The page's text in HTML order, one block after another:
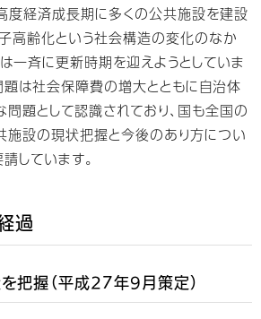
度経済成長期に多くの公共施設を建設
高齢化という社会構造の変化のなか
一斉に更新時期を迎えようとしていま
は社会保障費の増大とともに自治体
題として認識されており、国も全国の
施設の現状把握と今後のあり方につい
しています。
過
把握（平成27年9月策定）